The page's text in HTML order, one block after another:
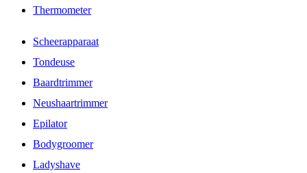
Thermometer
Scheerapparaat
Tondeuse
Baardtrimmer
Neushaartrimmer
Epilator
Bodygroomer
Ladyshave